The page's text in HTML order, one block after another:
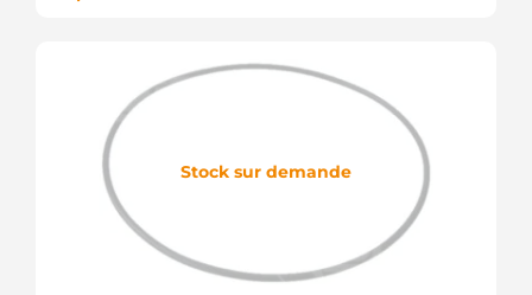
Stock sur demande